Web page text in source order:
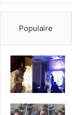
Populaire